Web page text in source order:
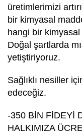
üretimlerimizi
bir kimyasal
hangi bir
Doğal şartlarda
yetiştiriyoruz.
Sağlıklı nesiller
edeceğiz.
-350 BİN FİDEYİ
HALKIMIZA